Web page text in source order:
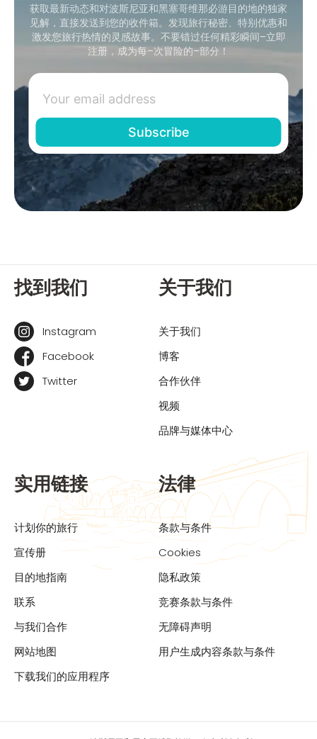
获取最新动态和对波斯尼亚和黑塞哥维那必游目的地的独家
见解，直接发送到您的收件箱。发现旅行秘密、特别优惠和
激发您旅行热情的灵感故事。不要错过任何精彩瞬间–立即
注册，成为每–次冒险的–部分！
找到我们
Instagram
Facebook
Twitter
关于我们
关于我们
博客
合作伙伴
视频
品牌与媒体中心
实用链接
计划你的旅行
宣传册
目的地指南
联系
与我们合作
网站地图
下载我们的应用程序
法律
条款与条件
Cookies
隐私政策
竞赛条款与条件
无障碍声明
用户生成内容条款与条件